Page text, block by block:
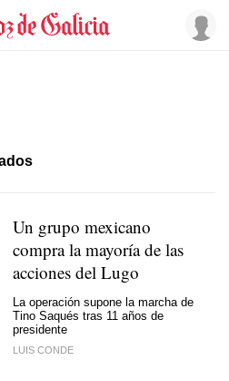
Un grupo mexicano
compra la mayoría de las
acciones del Lugo
La operación supone la marcha de
Tino Saqués tras 11 años de
presidente
LUIS CONDE